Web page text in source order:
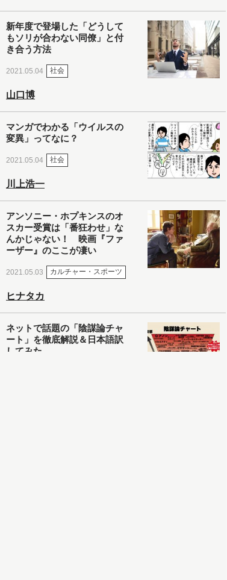
新年度で登場した「どうして
もソリが合わない同僚」と付
き合う方法
2021.05.04 社会
山口博
マンガでわかる「ウイルスの
変異」ってなに？
2021.05.04 社会
川上浩一
アンソニー・ホプキンスのオ
スカー受賞は「番狂わせ」な
んかじゃない！ 映画『ファ
ーザー』のここが凄い
2021.05.03 カルチャー・スポーツ
ヒナタカ
ネットで話題の「陰謀論チャ
ート」を徹底解説＆日本語訳
してみた